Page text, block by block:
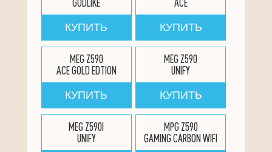
GODLIKE
КУПИТЬ
ACE
КУПИТЬ
MEG Z590
ACE GOLD EDTION
КУПИТЬ
MEG Z590
UNIFY
КУПИТЬ
MEG Z590I
UNIFY
MPG Z590
GAMING CARBON WIFI